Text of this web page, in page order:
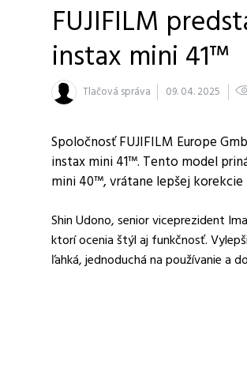
FUJIFILM
instax mini 41™
Tlačová správa 09. 04. 2025
Spoločnosť FUJIFILM Europe
instax mini 41™. Tento model
mini 40™, vrátane lepšej
Shin Udono, senior viceprezident
ktorí ocenia štýl aj funkčnosť.
ľahká, jednoduchá na používanie a